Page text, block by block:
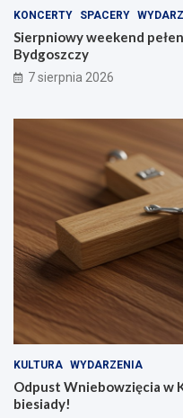
KONCERTY SPACERY
Sierpniowy weekend
Bydgoszczy
7 sierpnia 2026
KULTURA WYDARZENIA
Odpust Wniebowzięcia w
biesiady!